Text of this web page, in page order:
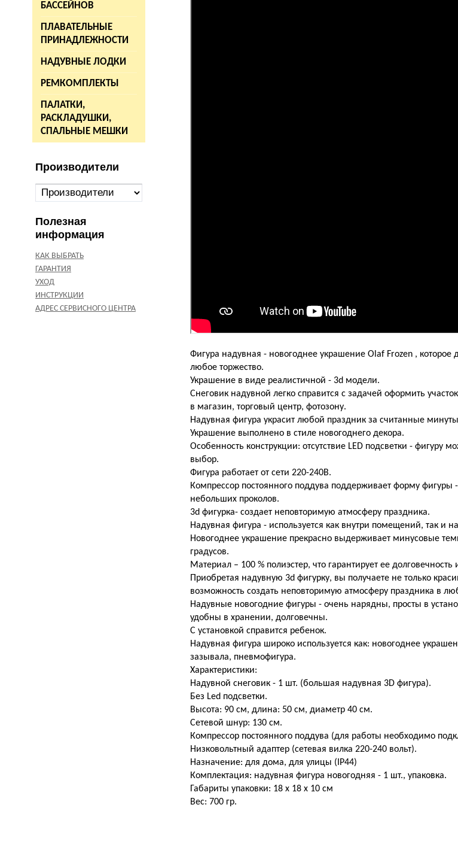
БАССЕЙНОВ
ПЛАВАТЕЛЬНЫЕ
ПРИНАДЛЕЖНОСТИ
НАДУВНЫЕ ЛОДКИ
РЕМКОМПЛЕКТЫ
ПАЛАТКИ,
РАСКЛАДУШКИ,
СПАЛЬНЫЕ МЕШКИ
Производители
Полезная
информация
КАК ВЫБРАТЬ
ГАРАНТИЯ
УХОД
ИНСТРУКЦИИ
АДРЕС СЕРВИСНОГО ЦЕНТРА
Фигура надувная - новогоднее украшение Olaf Frozen , которое
любое торжество.
Украшение в виде реалистичной - 3d модели.
Снеговик надувной легко справится с задачей оформить
в магазин, торговый центр, фотозону.
Надувная фигура украсит любой праздник за считанные
Украшение выполнено в стиле новогоднего декора.
Особенность конструкции: отсутствие LED подсветки - фигуру
выбор.
Фигура работает от сети 220-240В.
Компрессор постоянного поддува поддерживает форму фигуры
небольших проколов.
3d фигурка- создает неповторимую атмосферу праздника.
Надувная фигура - используется как внутри помещений, так и
Новогоднее украшение прекрасно выдерживает минусовые
градусов.
Материал – 100 % полиэстер, что гарантирует ее
Приобретая надувную 3d фигурку, вы получаете не только
возможность создать неповторимую атмосферу праздника в
Надувные новогодние фигуры - очень нарядны, просты в
удобны в хранении, долговечны.
С установкой справится ребенок.
Надувная фигура широко используется как: новогоднее
зазывала, пневмофигура.
Характеристики:
Надувной снеговик - 1 шт. (большая надувная 3D фигура).
Без Led подсветки.
Высота: 90 см, длина: 50 см, диаметр 40 см.
Сетевой шнур: 130 см.
Компрессор постоянного поддува (для работы необходимо
Низковольтный адаптер (сетевая вилка 220-240 вольт).
Назначение: для дома, для улицы (IP44)
Комплектация: надувная фигура новогодняя - 1 шт., упаковка.
Габариты упаковки: 18 х 18 х 10 см
Вес: 700 гр.